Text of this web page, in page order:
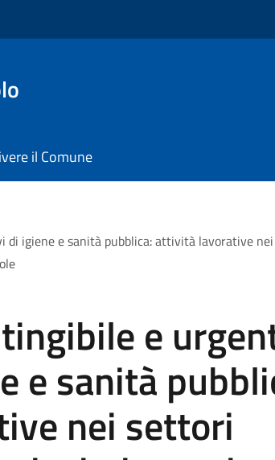
il Comune
di igiene e sanità pubblica: attività lavorative
e
e sanità
nei settori